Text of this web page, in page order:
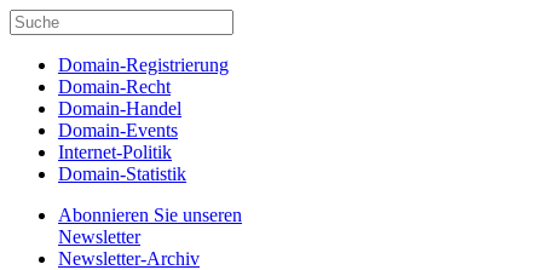
Domain-Registrierung
Domain-Recht
Domain-Handel
Domain-Events
Internet-Politik
Domain-Statistik
Abonnieren Sie unseren
Newsletter
Newsletter-Archiv